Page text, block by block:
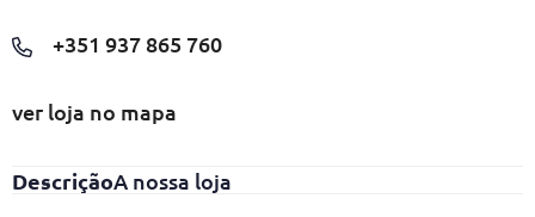
+351 937 865 760
ver loja no mapa
DescriçãoA nossa loja